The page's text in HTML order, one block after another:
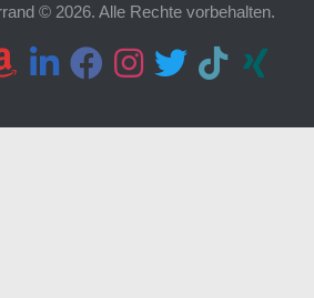
© 2026. Alle Rechte vorbehalten.